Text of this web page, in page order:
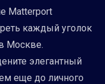
Matterport
каждый уголок
Москве.
элегантный
еще до личного